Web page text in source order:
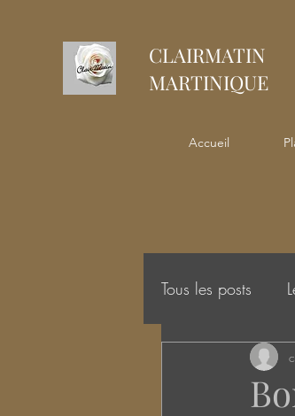
CLAIRMATIN
MARTINIQUE
Accueil
Tous les posts